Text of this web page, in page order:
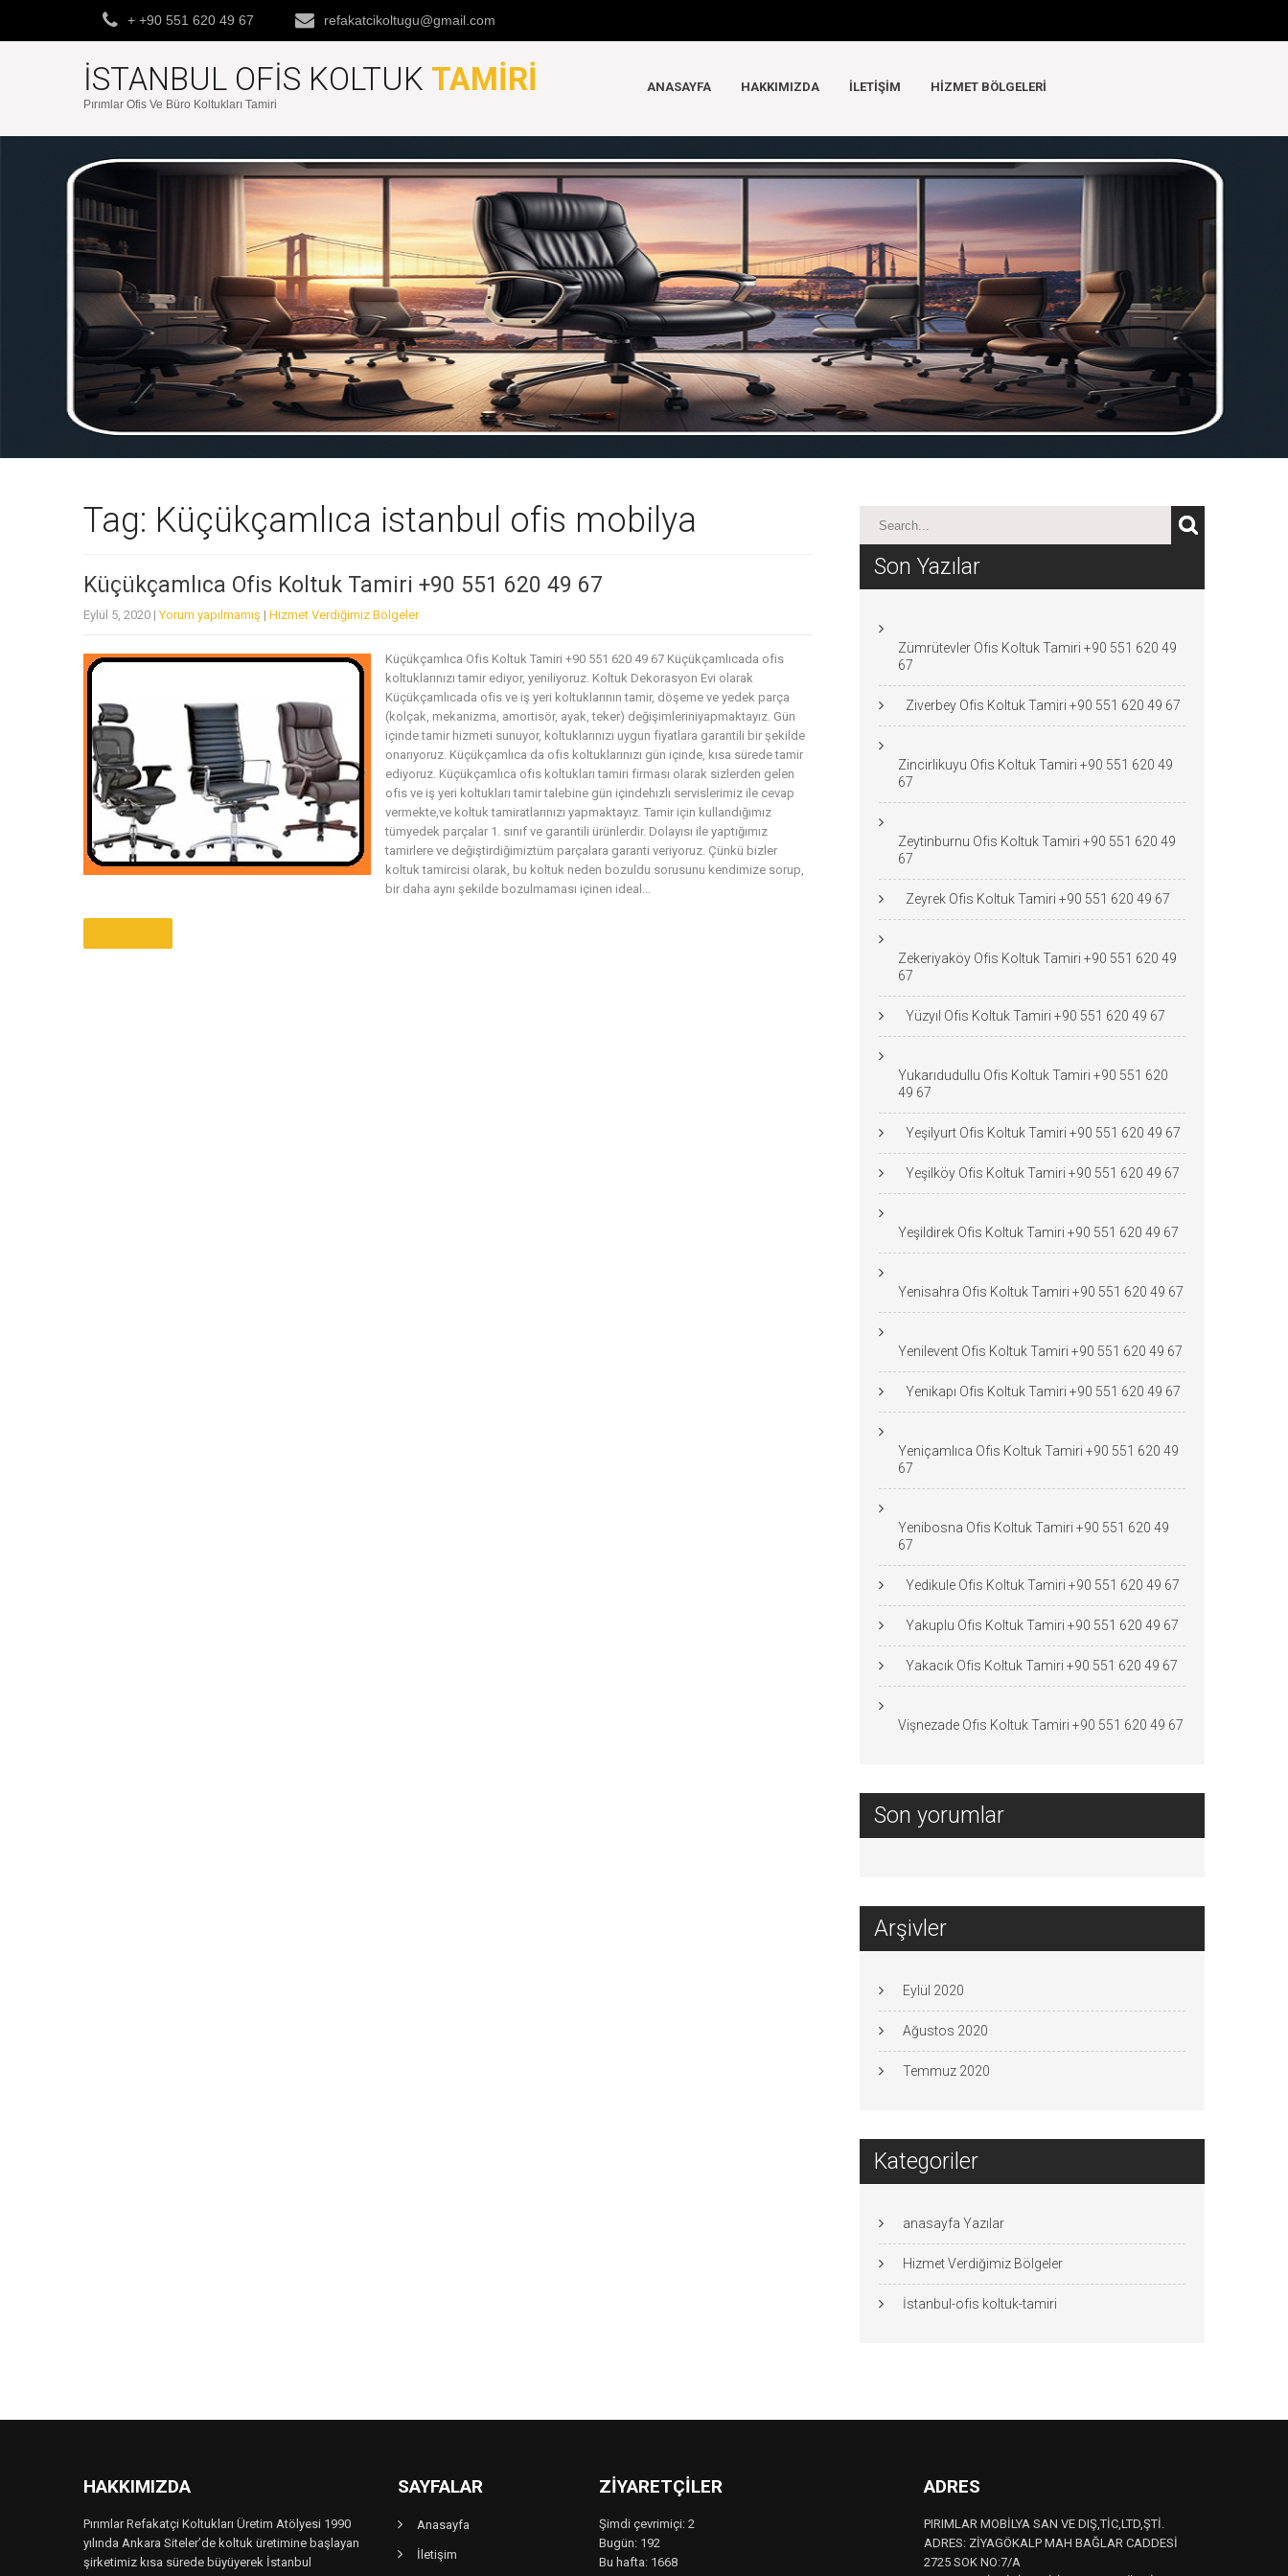
+ +90 551 620 49 67 refakatcikoltugu@gmail.com
İSTANBUL OFIS KOLTUK TAMIRI
Pırımlar Ofis Ve Büro Koltukları Tamiri
ANASAYFA HAKKIMIZDA İLETIŞIM HIZMET BÖLGELERI
Tag: Küçükçamlıca istanbul ofis mobilya
Küçükçamlıca Ofis Koltuk Tamiri +90 551 620 49 67
Eylül 5, 2020 |Yorum yapılmamış | Hizmet Verdiğimiz Bölgeler
Küçükçamlıca Ofis Koltuk Tamiri +90 551 620 49 67 Küçükçamlıcada ofis
koltuklarınızı tamir ediyor, yeniliyoruz. Koltuk Dekorasyon Evi olarak
Küçükçamlıcada ofis ve iş yeri koltuklarının tamir, döşeme ve yedek parça
(kolçak, mekanizma, amortisör, ayak, teker) değişimleriniyapmaktayız. Gün
içinde tamir hizmeti sunuyor, koltuklarınızı uygun fiyatlara garantili bir şekilde
onarıyoruz. Küçükçamlıca da ofis koltuklarınızı gün içinde, kısa sürede tamir
ediyoruz. Küçükçamlıca ofis koltukları tamiri firması olarak sizlerden gelen
ofis ve iş yeri koltukları tamir talebine gün içindehızlı servislerimiz ile cevap
vermekte,ve koltuk tamiratlarınızı yapmaktayız. Tamir için kullandığımız
tümyedek parçalar 1. sınıf ve garantili ürünlerdir. Dolayısı ile yaptığımız
tamirlere ve değiştirdiğimiztüm parçalara garanti veriyoruz. Çünkü bizler
koltuk tamircisi olarak, bu koltuk neden bozuldu sorusunu kendimize sorup,
bir daha aynı şekilde bozulmaması içinen ideal...
Son Yazılar
Zümrütevler Ofis Koltuk Tamiri +90 551 620 49
67
Ziverbey Ofis Koltuk Tamiri +90 551 620 49 67
Zincirlikuyu Ofis Koltuk Tamiri +90 551 620 49
67
Zeytinburnu Ofis Koltuk Tamiri +90 551 620 49
67
Zeyrek Ofis Koltuk Tamiri +90 551 620 49 67
Zekeriyaköy Ofis Koltuk Tamiri +90 551 620 49
67
Yüzyıl Ofis Koltuk Tamiri +90 551 620 49 67
Yukarıdudullu Ofis Koltuk Tamiri +90 551 620
49 67
Yeşilyurt Ofis Koltuk Tamiri +90 551 620 49 67
Yeşilköy Ofis Koltuk Tamiri +90 551 620 49 67
Yeşildirek Ofis Koltuk Tamiri +90 551 620 49 67
Yenisahra Ofis Koltuk Tamiri +90 551 620 49 67
Yenilevent Ofis Koltuk Tamiri +90 551 620 49 67
Yenikapı Ofis Koltuk Tamiri +90 551 620 49 67
Yeniçamlıca Ofis Koltuk Tamiri +90 551 620 49
67
Yenibosna Ofis Koltuk Tamiri +90 551 620 49
67
Yedikule Ofis Koltuk Tamiri +90 551 620 49 67
Yakuplu Ofis Koltuk Tamiri +90 551 620 49 67
Yakacık Ofis Koltuk Tamiri +90 551 620 49 67
Vişnezade Ofis Koltuk Tamiri +90 551 620 49 67
Son yorumlar
Arşivler
Eylül 2020
Ağustos 2020
Temmuz 2020
Kategoriler
anasayfa Yazılar
Hizmet Verdiğimiz Bölgeler
İstanbul-ofis koltuk-tamiri
HAKKIMIZDA
Pırımlar Refakatçi Koltukları Üretim Atölyesi 1990
yılında Ankara Siteler’de koltuk üretimine başlayan
şirketimiz kısa sürede büyüyerek İstanbul
SAYFALAR
Anasayfa
İletişim
ZIYARETÇILER
Şimdi çevrimiçi: 2
Bugün: 192
Bu hafta: 1668
ADRES
PIRIMLAR MOBİLYA SAN VE DIŞ,TİC,LTD,ŞTİ.
ADRES: ZİYAGÖKALP MAH BAĞLAR CADDESİ
2725 SOK NO:7/A